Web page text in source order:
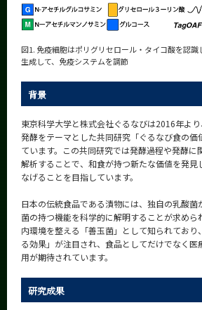
図1. 免疫細胞はポリグリセロール・タイコ酸を認
生成して、免疫システムを調節
背景
東京科学大学と株式会社ぐるなびは2016年よ
発酵をテーマとした共同研究「ぐるなび食の価
ています。この共同研究では発酵過程や発酵に
解析することで、和食が持つ新たな価値を発見
なげることを目指しています。
日本の伝統食品である漬物には、独自の乳酸菌
菌の持つ機能を科学的に解明することが求めら
内環境を整える「善玉菌」として知られており
る効果」が注目され、食品としてだけでなく
用が期待されています。
研究成果